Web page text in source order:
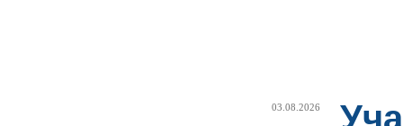
03.08.2026